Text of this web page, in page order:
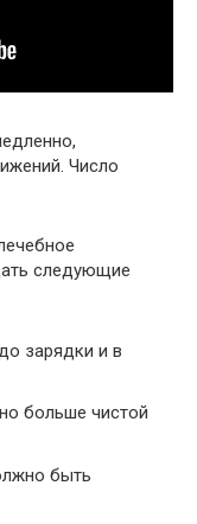
Число
следующие
зарядки и в
больше чистой
быть